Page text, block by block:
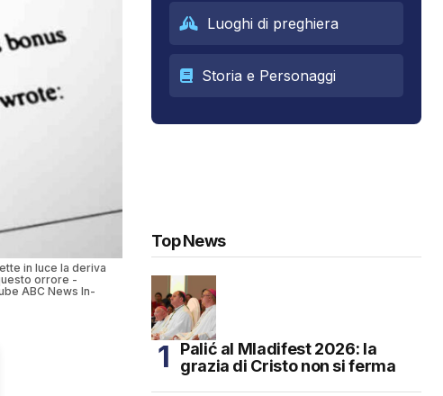
in luce la deriva
orrore -
ABC News In-
Luoghi di preghiera
Storia e Personaggi
Top News
Palić al Mladifest 2026: la
grazia di Cristo non si ferma